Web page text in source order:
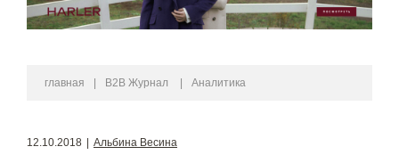
главная B2B Журнал Аналитика
12.10.2018 Альбина Весина